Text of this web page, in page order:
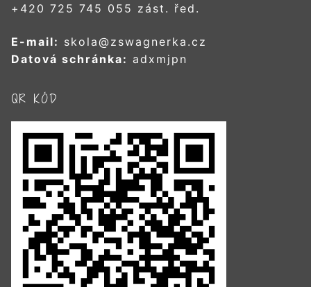
+420 725 745 055 zást. řed.
E-mail: skola@zswagnerka.cz
Datová schránka: adxmjpn
QR KÓD